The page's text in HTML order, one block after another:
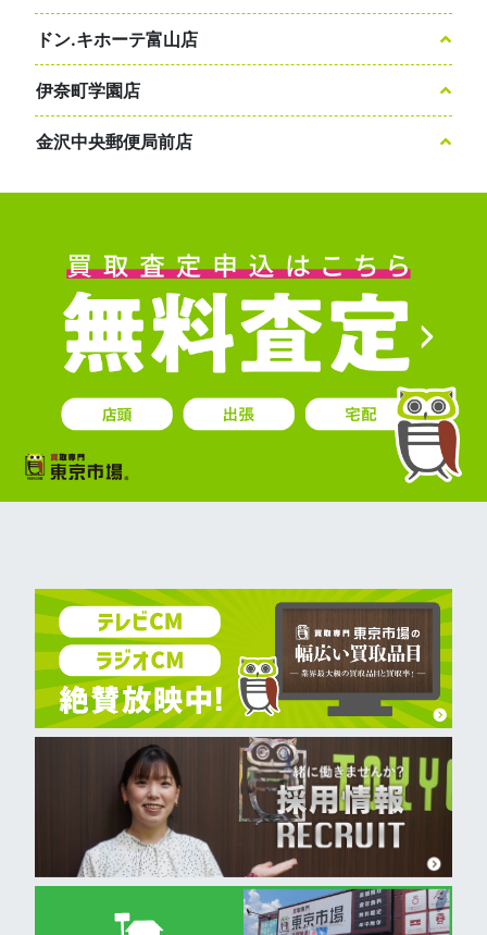
ドン.キホーテ富山店
伊奈町学園店
金沢中央郵便局前店